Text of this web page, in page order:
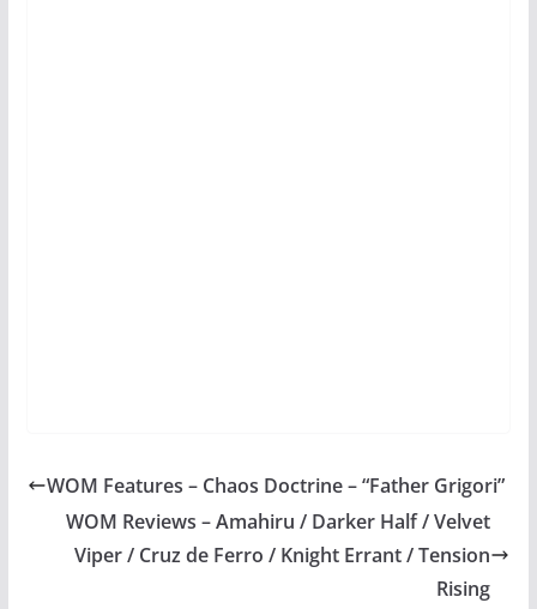
WOM Features – Chaos Doctrine – “Father Grigori”
WOM Reviews – Amahiru / Darker Half / Velvet
Viper / Cruz de Ferro / Knight Errant / Tension
Rising